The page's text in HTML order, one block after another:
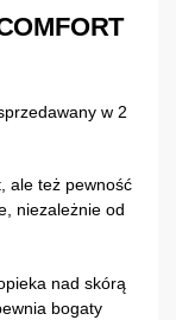
w 2
ale też pewność
niezależnie od
nad skórą
bogaty